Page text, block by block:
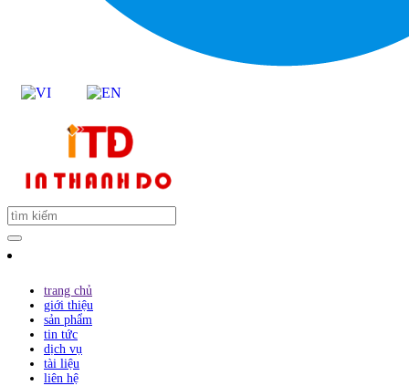
trang chủ
giới thiệu
sản phẩm
tin tức
dịch vụ
tài liệu
liên hệ